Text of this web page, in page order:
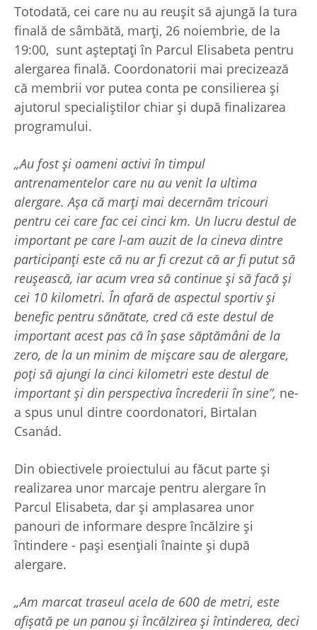
Totodată, cei care nu au reușit să ajungă la tura
finală de sâmbătă, marți, 26 noiembrie, de la
19:00, sunt așteptați în Parcul Elisabeta pentru
alergarea finală. Coordonatorii mai precizează
că membrii vor putea conta pe consilierea și
ajutorul specialiștilor chiar și după finalizarea
programului.
„Au fost și oameni activi în timpul
antrenamentelor care nu au venit la ultima
alergare. Așa că marți mai decernăm tricouri
pentru cei care fac cei cinci km. Un lucru destul de
important pe care l-am auzit de la cineva dintre
participanți este că nu ar fi crezut că ar fi putut să
reușească, iar acum vrea să continue și să facă și
cei 10 kilometri. În afară de aspectul sportiv și
benefic pentru sănătate, cred că este destul de
important acest pas că în șase săptămâni de la
zero, de la un minim de mișcare sau de alergare,
poți să ajungi la cinci kilometri este destul de
important și din perspectiva încrederii în sine”, ne-
a spus unul dintre coordonatori, Birtalan
Csanád.
Din obiectivele proiectului au făcut parte și
realizarea unor marcaje pentru alergare în
Parcul Elisabeta, dar și amplasarea unor
panouri de informare despre încălzire și
întindere - pași esențiali înainte și după
alergare.
„Am marcat traseul acela de 600 de metri, este
afișată pe un panou și încălzirea și întinderea, deci